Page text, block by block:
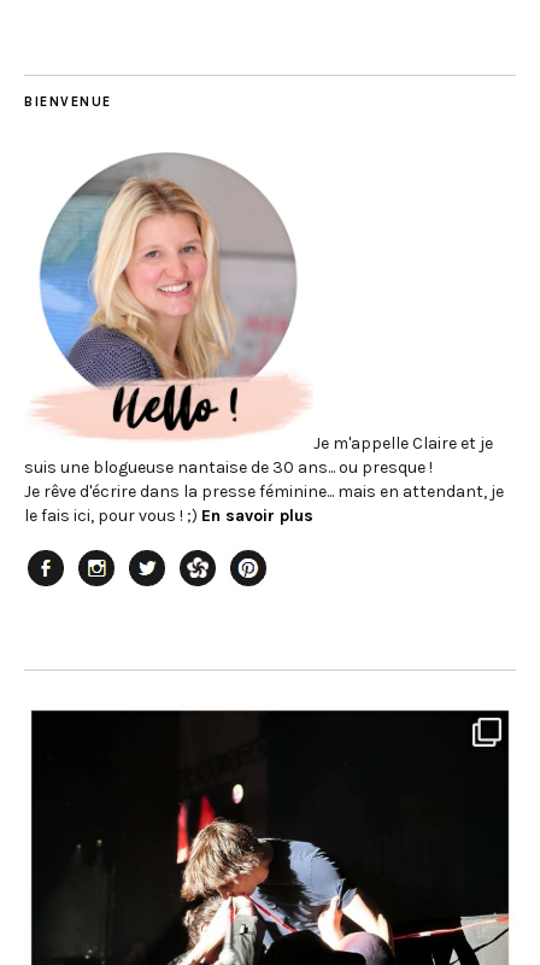
BIENVENUE
Je m'appelle Claire et je
suis une blogueuse nantaise de 30 ans... ou presque !
Je rêve d'écrire dans la presse féminine... mais en attendant, je
le fais ici, pour vous ! ;) En savoir plus